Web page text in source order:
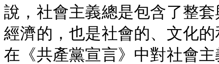
說，社會主義總是包含了整
經濟的，也是社會的、文化
在《共產黨宣言》中對社會